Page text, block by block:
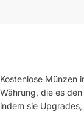
Kostenlose Münzen
Währung, die es
indem sie